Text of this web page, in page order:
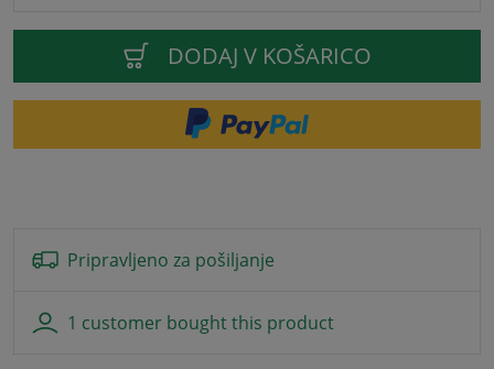
DODAJ V KOŠARICO
Pripravljeno za pošiljanje
1 customer bought this product